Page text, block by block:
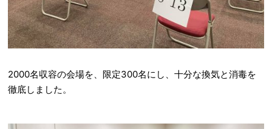
2000名収容の会場を、限定300名にし、十分な換気と消毒を
徹底しました。